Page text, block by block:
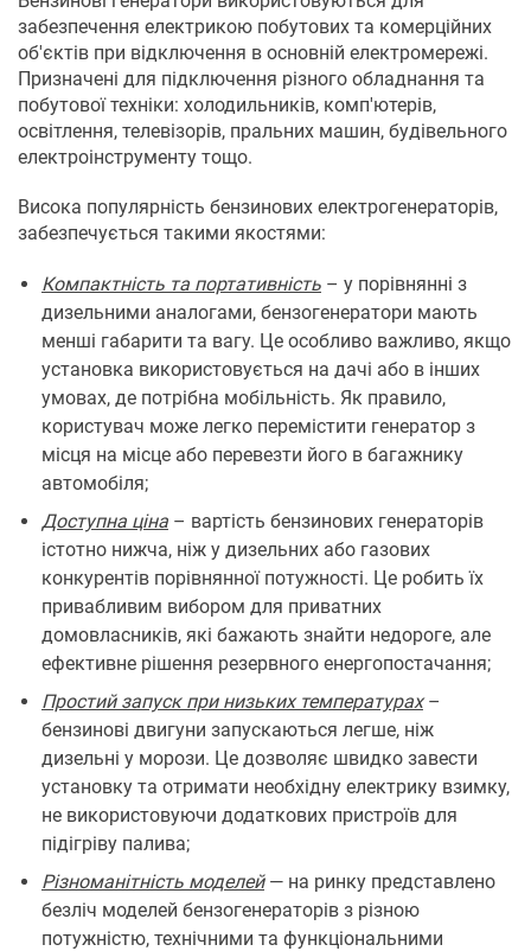
забезпечення електрикою побутових та комерційних
об'єктів при відключення в основній електромережі.
Призначені для підключення різного обладнання та
побутової техніки: холодильників, комп'ютерів,
освітлення, телевізорів, пральних машин, будівельного
електроінструменту тощо.
Висока популярність бензинових електрогенераторів,
забезпечується такими якостями:
Компактність та портативність – у порівнянні з
дизельними аналогами, бензогенератори мають
менші габарити та вагу. Це особливо важливо, якщо
установка використовується на дачі або в інших
умовах, де потрібна мобільність. Як правило,
користувач може легко перемістити генератор з
місця на місце або перевезти його в багажнику
автомобіля;
Доступна ціна – вартість бензинових генераторів
істотно нижча, ніж у дизельних або газових
конкурентів порівнянної потужності. Це робить їх
привабливим вибором для приватних
домовласників, які бажають знайти недороге, але
ефективне рішення резервного енергопостачання;
Простий запуск при низьких температурах–
бензинові двигуни запускаються легше, ніж
дизельні у морози. Це дозволяє швидко завести
установку та отримати необхідну електрику взимку,
не використовуючи додаткових пристроїв для
підігріву палива;
Різноманітність моделей— на ринку представлено
безліч моделей бензогенераторів з різною
потужністю, технічними та функціональними